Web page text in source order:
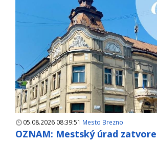
05.08.2026 08:39:51 Mesto Brezno
OZNAM: Mestský úrad